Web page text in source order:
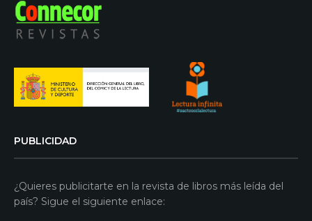
PUBLICIDAD
¿Quieres publicitarte en la revista de libros más leída del
país? Sigue el siguiente enlace: